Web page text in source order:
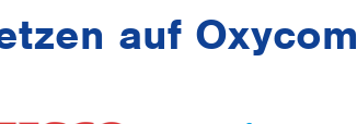
auf Oxycom